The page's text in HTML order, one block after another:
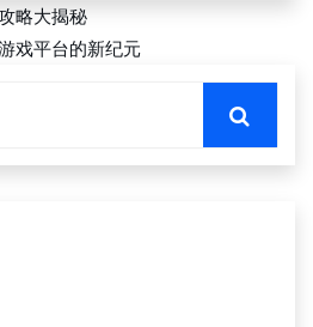
略大揭秘
戏平台的新纪元